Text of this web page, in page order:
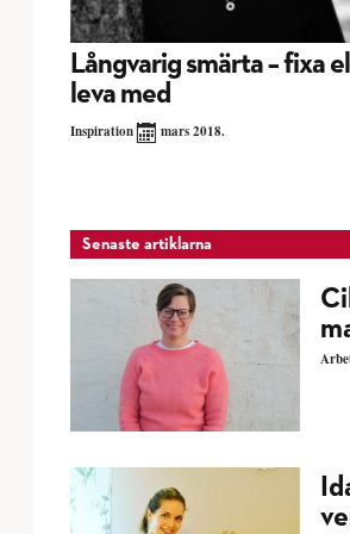
Långvarig smärta – fixa
leva med
Inspiration mars 2018.
Senaste artiklarna